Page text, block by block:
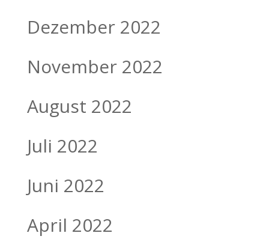
Dezember 2022
November 2022
August 2022
Juli 2022
Juni 2022
April 2022